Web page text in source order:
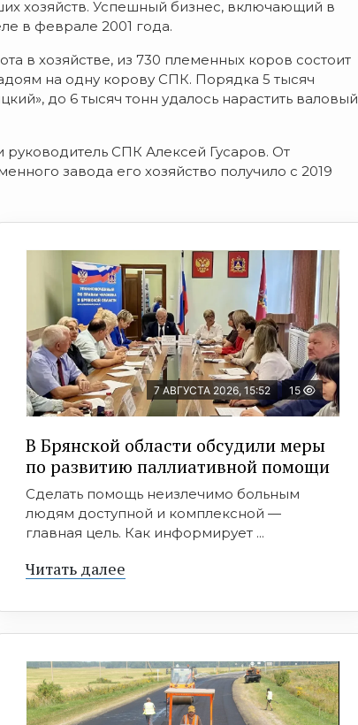
хозяйств. Успешный бизнес, включающий в
в феврале 2001 года.
в хозяйстве, из 730 племенных коров состоит
на одну корову СПК. Порядка 5 тысяч
до 6 тысяч тонн удалось нарастить валовый
СПК Алексей Гусаров. От
завода его хозяйство получило с 2019
7 АВГУСТА 2026, 15:52 15
В Брянской области обсудили меры
по развитию паллиативной помощи
Сделать помощь неизлечимо больным
людям доступной и комплексной —
главная цель. Как информирует ...
Читать далее